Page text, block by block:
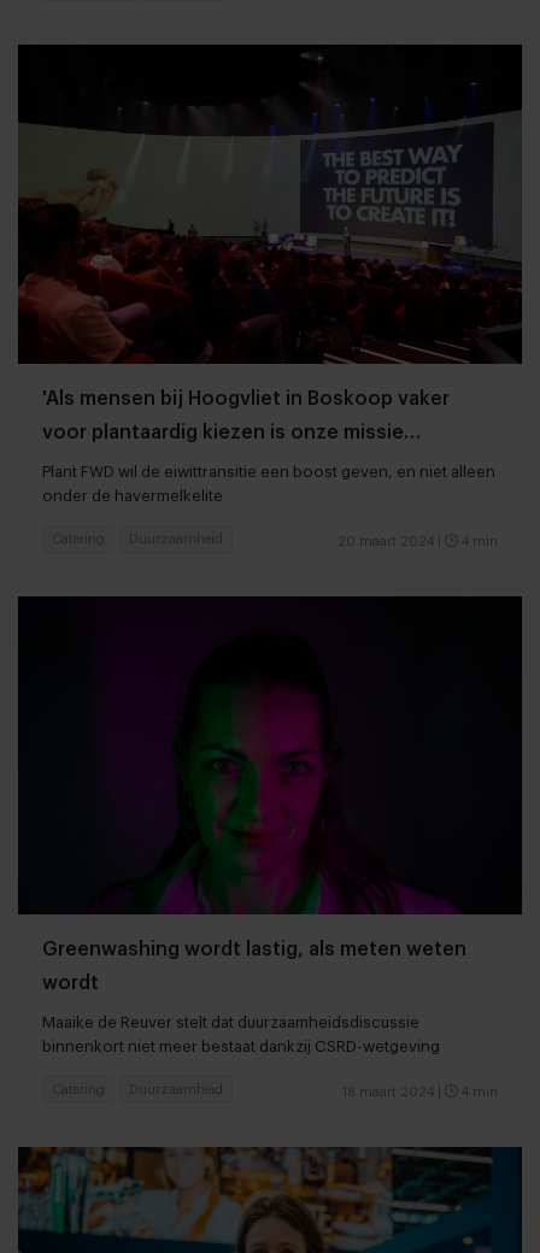
'Als mensen bij Hoogvliet in Boskoop vaker
voor plantaardig kiezen is onze missie
geslaagd'
Plant FWD wil de eiwittransitie een boost geven, en niet alleen
onder de havermelkelite
20 maart 2024 4 min
Catering Duurzaamheid
Greenwashing wordt lastig, als meten weten
wordt
Maaike de Reuver stelt dat duurzaamheidsdiscussie
binnenkort niet meer bestaat dankzij CSRD-wetgeving
18 maart 2024 4 min
Catering Duurzaamheid